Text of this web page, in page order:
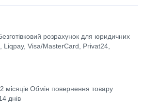
розрахунок для юридичних
Liqpay, Visa/MasterCard, Privat24,
місяців Обмін повернення товару
днів